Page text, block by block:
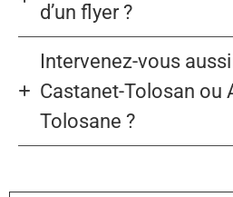
d’un flyer ?
Intervenez-vous
Castanet-Tolosan ou
Tolosane ?